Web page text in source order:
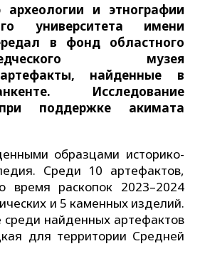
и этнографии
университета имени
в фонд областного
музея
артефакты, найденные в
Исследование
поддержке акимата
образцами историко-
Среди 10 артефактов,
время раскопок 2023–2024
и 5 каменных изделий.
найденных артефактов
для территории Средней